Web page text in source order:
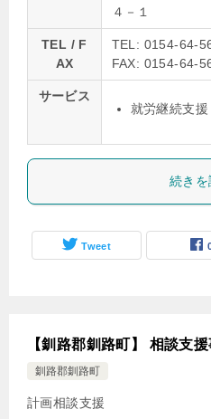
４－１
TEL / F
AX
TEL: 0154-64-
FAX: 0154-64-
サービス
就労継続支援
続き
Tweet
【釧路郡釧路町】 相談支
釧路郡釧路町
計画相談支援